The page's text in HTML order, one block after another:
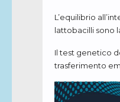
L’equilibrio
lattobacilli sono
Il test genetico
trasferimento